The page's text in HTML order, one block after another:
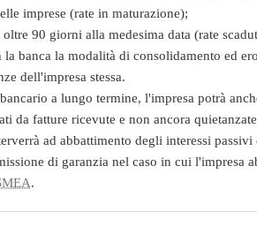
imprese (rate in maturazione);
90 giorni alla medesima data (rate
banca la modalità di consolidamento ed
dell'impresa stessa.
a lungo termine, l'impresa potrà
da fatture ricevute e non ancora
ad abbattimento degli interessi
di garanzia nel caso in cui l'impresa
.